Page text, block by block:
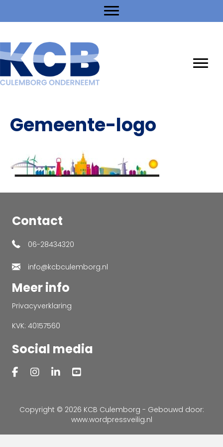
Gemeente-logo
Contact
06-28434320
info@kcbculemborg.nl
Meer info
Privacyverklaring
KVK: 40157560
Social media
Copyright © 2026 KCB Culemborg - Gebouwd door:
www.wordpressveilig.nl